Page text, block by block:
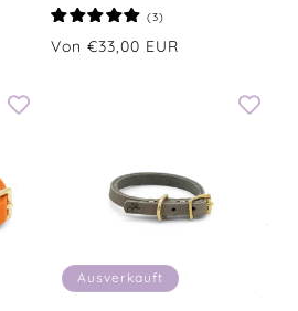
(3)3
insgesamt
Normaler
Von €33,00 EUR
Ausverkauft